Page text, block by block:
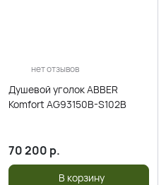
нет отзывов
Душевой уголок ABBER
Komfort AG93150B-S102B
70 200 р.
В корзину